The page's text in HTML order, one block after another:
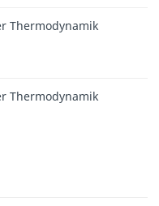
Thermodynamik
Thermodynamik